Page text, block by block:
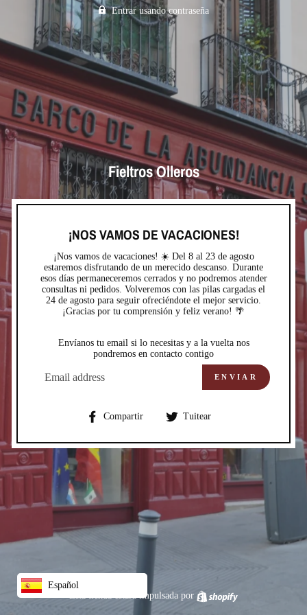
Entrar usando contraseña
Fieltros Olleros
¡NOS VAMOS DE VACACIONES!
¡Nos vamos de vacaciones! ☀️ Del 8 al 23 de agosto
estaremos disfrutando de un merecido descanso. Durante
esos días permaneceremos cerrados y no podremos atender
consultas ni pedidos. Volveremos con las pilas cargadas el
24 de agosto para seguir ofreciéndote el mejor servicio.
¡Gracias por tu comprensión y feliz verano! 🌴
Envíanos tu email si lo necesitas y a la vuelta nos
pondremos en contacto contigo
ELECTRÓNICO
ENVIAR
Compartir
CompartirTuitear
Esta tienda estará impulsada por
Español